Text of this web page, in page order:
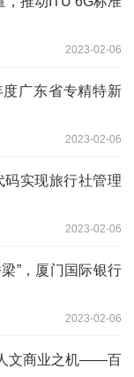
2023-02-06
广东省专精特新
2023-02-06
实现旅行社管理
2023-02-06
”，厦门国际银行
2023-02-06
文商业之机——百